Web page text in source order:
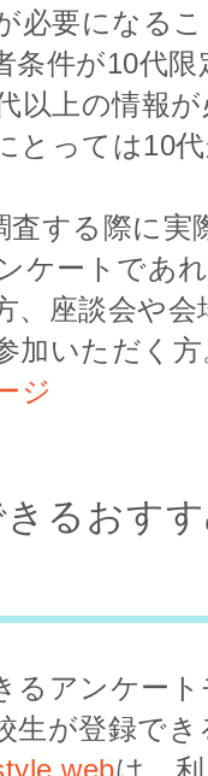
必要になる
条件が10代
以上の情報
とっては10
する際に実
ケートであ
、座談会や
加いただく方
ジ
るおす
るアンケー
生が登録で